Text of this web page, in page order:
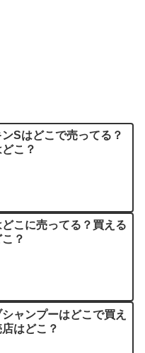
Sはどこで売ってる？
こ？
どこに売ってる？買える
？
ャンプーはどこで買え
はどこ？